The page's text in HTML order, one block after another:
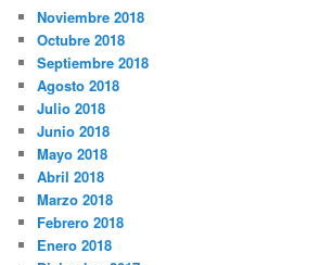
Noviembre 2018
Octubre 2018
Septiembre 2018
Agosto 2018
Julio 2018
Junio 2018
Mayo 2018
Abril 2018
Marzo 2018
Febrero 2018
Enero 2018